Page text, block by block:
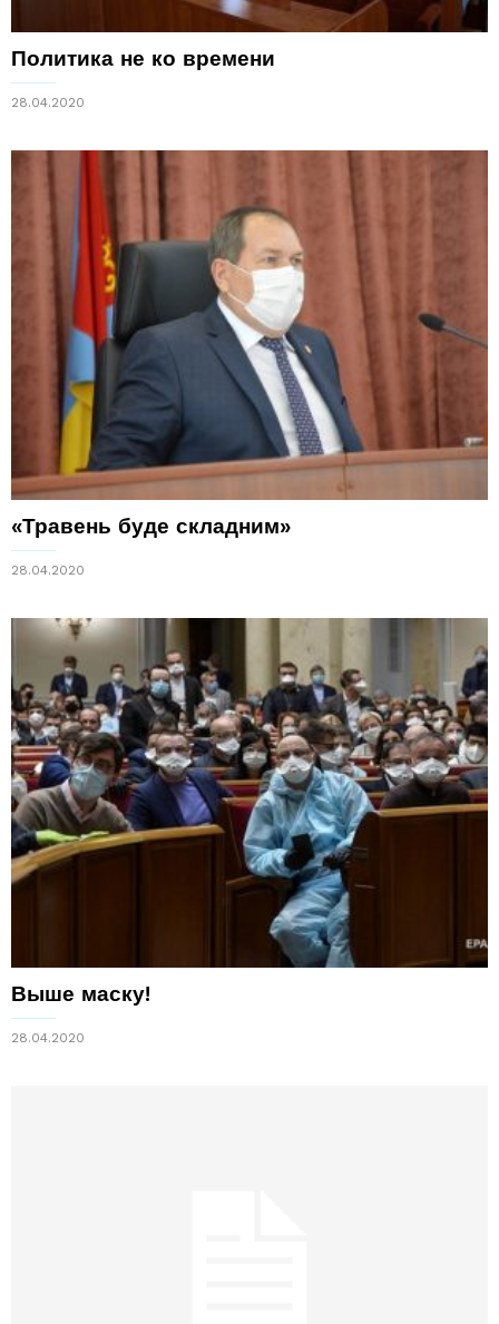
Политика не ко времени
28.04.2020
«Травень буде складним»
28.04.2020
Выше маску!
28.04.2020